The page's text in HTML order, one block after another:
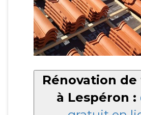
Rénovation
à Lespéron :